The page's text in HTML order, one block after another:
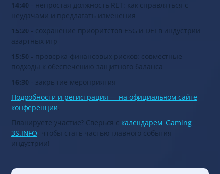
14:40 - непростая должность RET: как справляться с
неудачами и предлагать изменения
15:20 - сохранение приоритетов ESG и DEI в индустрии
азартных игр
15:50 - проверка финансовых рисков: совместные
подходы к обеспечению защитного баланса
16:30 - закрытие мероприятия
Подробности и регистрация — на официальном сайте
конференции.
Планируете участие? Сверься с календарем iGaming
3S.INFO, чтобы стать частью главного события
индустрии!